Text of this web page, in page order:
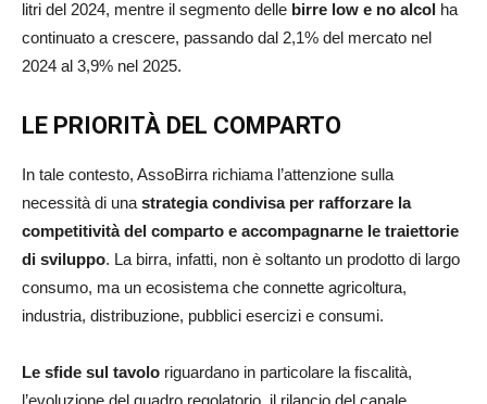
litri del 2024, mentre il segmento delle birre low e no alcol ha
continuato a crescere, passando dal 2,1% del mercato nel
2024 al 3,9% nel 2025.
LE PRIORITÀ DEL COMPARTO
In tale contesto, AssoBirra richiama l’attenzione sulla
necessità di una strategia condivisa per rafforzare la
competitività del comparto e accompagnarne le traiettorie
di sviluppo. La birra, infatti, non è soltanto un prodotto di largo
consumo, ma un ecosistema che connette agricoltura,
industria, distribuzione, pubblici esercizi e consumi.
Le sfide sul tavolo riguardano in particolare la fiscalità,
l’evoluzione del quadro regolatorio, il rilancio del canale